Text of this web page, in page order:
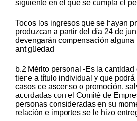
siguiente en el que se cumpla el
Todos los ingresos que se hayan
produzcan a partir del día 24 de
devengarán compensación alguna
antigüedad.
b.2 Mérito personal.-Es la
tiene a título individual y que
casos de ascenso o promoción,
acordadas con el Comité de
personas consideradas en su
relación e importes se le hizo